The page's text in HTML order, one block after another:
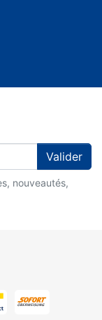
Valider
nouveautés,